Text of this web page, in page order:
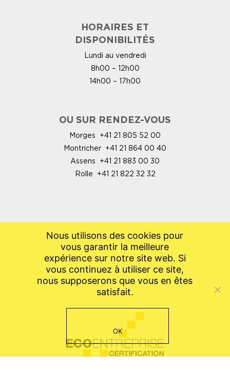
HORAIRES ET
DISPONIBILITÉS
Lundi au vendredi
8h00 – 12h00
14h00 – 17h00
OU SUR RENDEZ-VOUS
Morges +41 21 805 52 00
Montricher +41 21 864 00 40
Assens +41 21 883 00 30
Rolle +41 21 822 32 32
Nous utilisons des cookies pour
vous garantir la meilleure
expérience sur notre site web. Si
vous continuez à utiliser ce site,
nous supposerons que vous en êtes
satisfait.
OK